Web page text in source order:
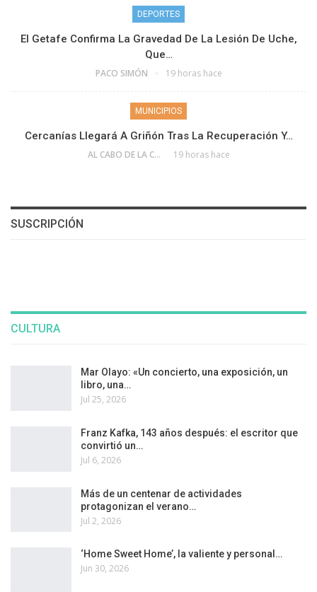
DEPORTES
El Getafe Confirma La Gravedad De La Lesión De Uche,
Que…
PACO SIMÓN 19 horas hace
MUNICIPIOS
Cercanías Llegará A Griñón Tras La Recuperación Y…
AL CABO DE LA CALLE 19 horas hace
SUSCRIPCIÓN
CULTURA
Mar Olayo: «Un concierto, una exposición, un
libro, una…
Jul 25, 2026
Franz Kafka, 143 años después: el escritor que
convirtió un…
Jul 6, 2026
Más de un centenar de actividades
protagonizan el verano…
Jul 2, 2026
‘Home Sweet Home’, la valiente y personal…
Jun 30, 2026